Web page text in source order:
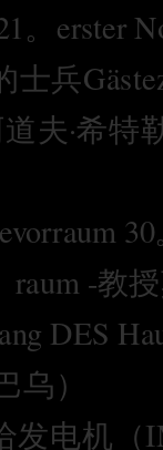
。erster
士兵
夫·希特
raum -教
DES
乌）
发电机（